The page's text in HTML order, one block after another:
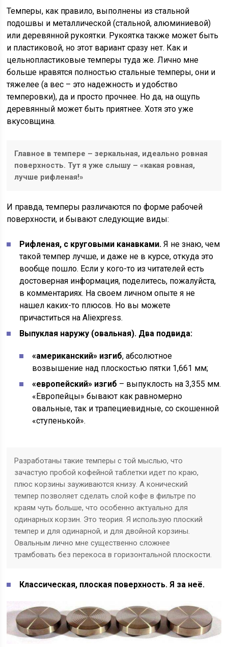
Темперы, как правило, выполнены из стальной
подошвы и металлической (стальной, алюминиевой)
или деревянной рукоятки. Рукоятка также может быть
и пластиковой, но этот вариант сразу нет. Как и
цельнопластиковые темперы туда же. Лично мне
больше нравятся полностью стальные темперы, они и
тяжелее (а вес – это надежность и удобство
темперовки), да и просто прочнее. Но да, на ощупь
деревянный может быть приятнее. Хотя это уже
вкусовщина.
Главное в темпере – зеркальная, идеально ровная
поверхность. Тут я уже слышу – «какая ровная,
лучше рифленая!»
И правда, темперы различаются по форме рабочей
поверхности, и бывают следующие виды:
Рифленая, с круговыми канавками. Я не знаю, чем
такой темпер лучше, и даже не в курсе, откуда это
вообще пошло. Если у кого-то из читателей есть
достоверная информация, поделитесь, пожалуйста,
в комментариях. На своем личном опыте я не
нашел каких-то плюсов. Но вы можете
причаститься на Aliexpress.
Выпуклая наружу (овальная). Два подвида:
«американский» изгиб, абсолютное
возвышение над плоскостью пятки 1,661 мм;
«европейский» изгиб – выпуклость на 3,355 мм.
«Европейцы» бывают как равномерно
овальные, так и трапециевидные, со скошенной
«ступенькой».
Разработаны такие темперы с той мыслью, что
зачастую пробой кофейной таблетки идет по краю,
плюс корзины зауживаются книзу. А конический
темпер позволяет сделать слой кофе в фильтре по
краям чуть больше, что особенно актуально для
одинарных корзин. Это теория. Я использую плоский
темпер и для одинарной, и для двойной корзины.
Овальным лично мне существенно сложнее
трамбовать без перекоса в горизонтальной плоскости.
Классическая, плоская поверхность. Я за неё.